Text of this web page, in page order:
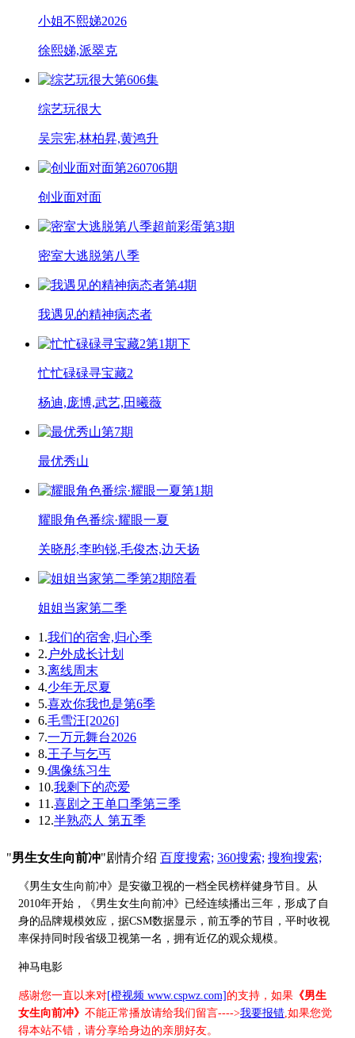
小姐不熙娣2026
徐熙娣,派翠克
第606集
综艺玩很大
吴宗宪,林柏昇,黄鸿升
第260706期
创业面对面
超前彩蛋第3期
密室大逃脱第八季
第4期
我遇见的精神病态者
第1期下
忙忙碌碌寻宝藏2
杨迪,庞博,武艺,田曦薇
第7期
最优秀山
第1期
耀眼角色番综·耀眼一夏
关晓彤,李昀锐,毛俊杰,边天扬
第2期陪看
姐姐当家第二季
1.我们的宿舍,归心季
2. 户外成长计划
3.离线周末
4.少年无尽夏
5.喜欢你我也是第6季
6.毛雪汪[2026]
7.一万元舞台2026
8.王子与乞丐
9.偶像练习生
10.我剩下的恋爱
11.喜剧之王单口季第三季
12.半熟恋人 第五季
"男生女生向前冲"剧情介绍 百度搜索; 360搜索; 搜狗搜索;
《男生女生向前冲》是安徽卫视的一档全民榜样健身节目。从
2010年开始，《男生女生向前冲》已经连续播出三年，形成了自
身的品牌规模效应，据CSM数据显示，前五季的节目，平时收视
率保持同时段省级卫视第一名，拥有近亿的观众规模。
神马电影
感谢您一直以来对[橙视频 www.cspwz.com] 的支持，如果 《男生
女生向前冲》 不能正常播放请给我们留言---->我要报错,如果您觉
得本站不错，请分享给身边的亲朋好友。